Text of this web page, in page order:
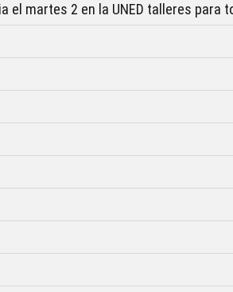
el martes 2 en la UNED talleres para